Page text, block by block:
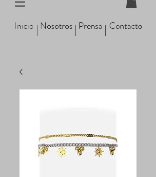
Inicio Nosotros Prensa Contacto